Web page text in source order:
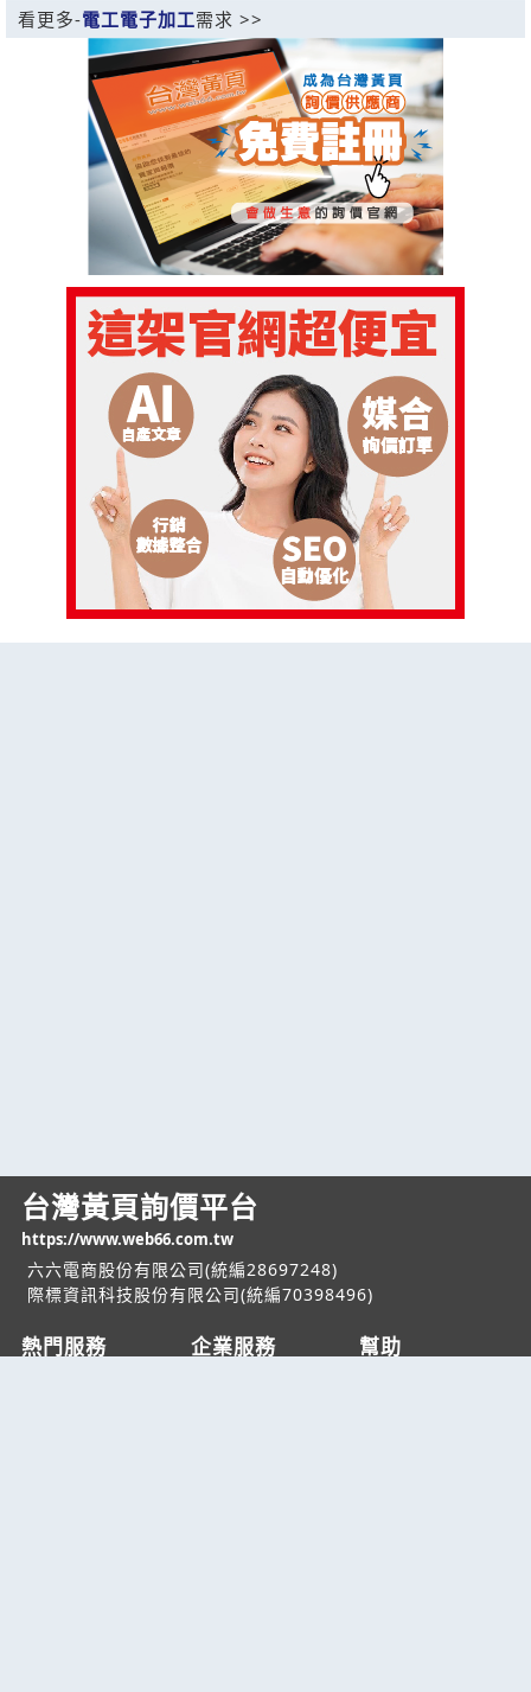
看更多-電工電子加工需求 >>
台灣黃頁詢價平台
https://www.web66.com.tw
六六電商股份有限公司(統編28697248)
際標資訊科技股份有限公司(統編70398496)
熱門服務 企業服務 幫助